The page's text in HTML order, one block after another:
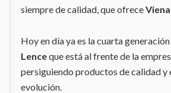
siempre de calidad, que ofrece
Hoy en día ya es la cuarta
Lenceque está al frente de la
persiguiendo productos de calidad y
evolución.